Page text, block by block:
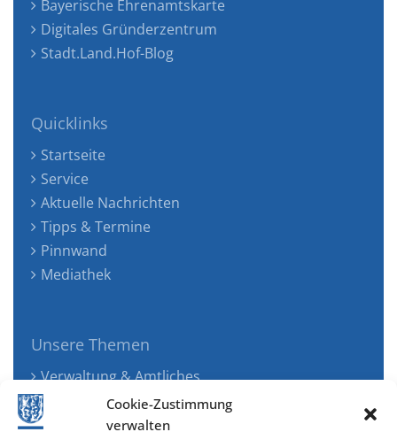
Cookie-Zustimmung
verwalten
Bayerische Ehrenamtskarte
Digitales Gründerzentrum
Stadt.Land.Hof-Blog
Quicklinks
Startseite
Service
Aktuelle Nachrichten
Tipps & Termine
Pinnwand
Mediathek
Unsere Themen
Verwaltung & Amtliches
Jugend, Familie & Gesundheit
Tourismus, Freizeit & Ökologie